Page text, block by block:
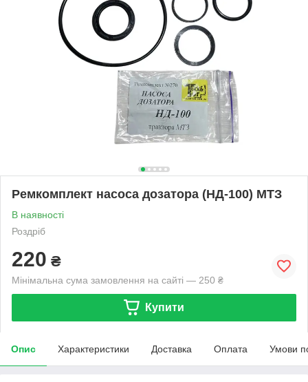
Ремкомплект насоса дозатора (НД-100) МТЗ
В наявності
Роздріб
220 ₴
Мінімальна сума замовлення на сайті — 250 ₴
Купити
Опис Характеристики Доставка Оплата Умови